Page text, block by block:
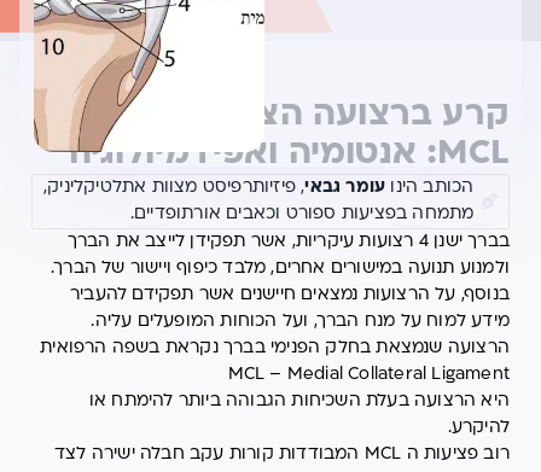
קרע ברצועה הצידית בברך
MCL: אנטומיה ואפידמיולוגיה
הכותב הינו עומר גבאי, פיזיותרפיסט מצוות אתלטיקליניק,
מתמחה בפציעות ספורט וכאבים אורתופדיים.
בברך ישנן 4 רצועות עיקריות, אשר תפקידן לייצב את הברך
ולמנוע תנועה במישורים אחרים, מלבד כיפוף ויישור של הברך.
בנוסף, על הרצועות נמצאים חיישנים אשר תפקידם להעביר
מידע למוח על מנח הברך, ועל הכוחות המופעלים עליה.
הרצועה שנמצאת בחלק הפנימי בברך נקראת בשפה הרפואית
MCL – Medial Collateral Ligament
היא הרצועה בעלת השכיחות הגבוהה ביותר להימתח או
להיקרע.
רוב פציעות ה MCL המבודדות קורות עקב חבלה ישירה לצד